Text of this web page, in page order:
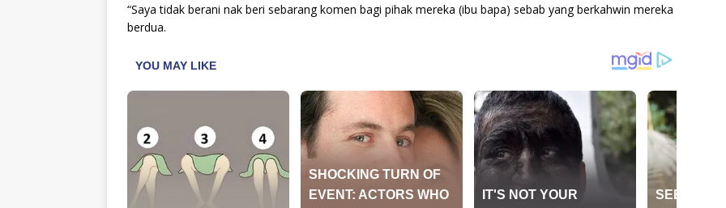
“Saya tidak berani nak beri sebarang komen bagi pihak mereka (ibu bapa) sebab yang berkahwin mereka
berdua.